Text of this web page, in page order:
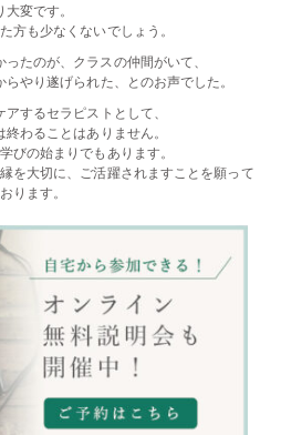
大変です。
方も少なくないでしょう。
たのが、クラスの仲間がいて、
やり遂げられた、とのお声でした。
アするセラピストとして、
わることはありません。
びの始まりでもあります。
を大切に、ご活躍されますことを願って
おります。